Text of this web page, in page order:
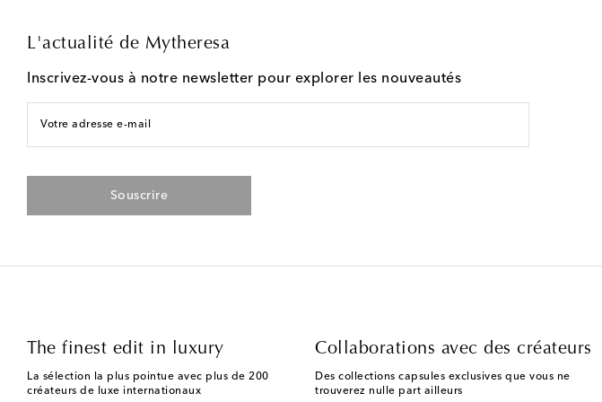
L'actualité de Mytheresa
Inscrivez-vous à notre newsletter pour explorer les nouveautés
Votre adresse e-mail
Souscrire
The finest edit in luxury
La sélection la plus pointue avec plus de 200
créateurs de luxe internationaux
Collaborations avec des créateurs
Des collections capsules exclusives que vous ne
trouverez nulle part ailleurs